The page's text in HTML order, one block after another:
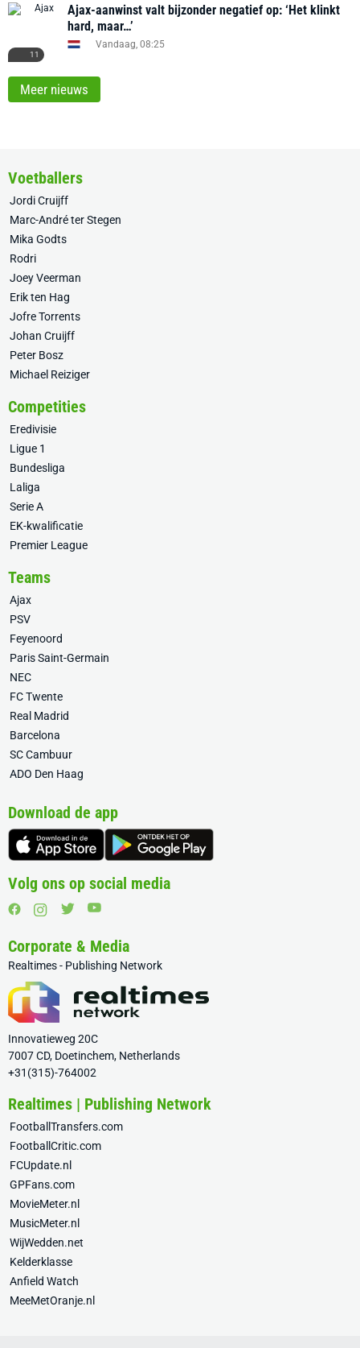
11
Ajax-aanwinst valt bijzonder negatief op: ‘Het klinkt
hard, maar…’
Vandaag, 08:25
Meer nieuws
Voetballers
Jordi Cruijff
Marc-André ter Stegen
Mika Godts
Rodri
Joey Veerman
Erik ten Hag
Jofre Torrents
Johan Cruijff
Peter Bosz
Michael Reiziger
Competities
Eredivisie
Ligue 1
Bundesliga
Laliga
Serie A
EK-kwalificatie
Premier League
Teams
Ajax
PSV
Feyenoord
Paris Saint-Germain
NEC
FC Twente
Real Madrid
Barcelona
SC Cambuur
ADO Den Haag
Download de app
Volg ons op social media
Corporate & Media
Realtimes - Publishing Network
Innovatieweg 20C
7007 CD, Doetinchem, Netherlands
+31(315)-764002
Realtimes | Publishing Network
FootballTransfers.com
FootballCritic.com
FCUpdate.nl
GPFans.com
MovieMeter.nl
MusicMeter.nl
WijWedden.net
Kelderklasse
Anfield Watch
MeeMetOranje.nl